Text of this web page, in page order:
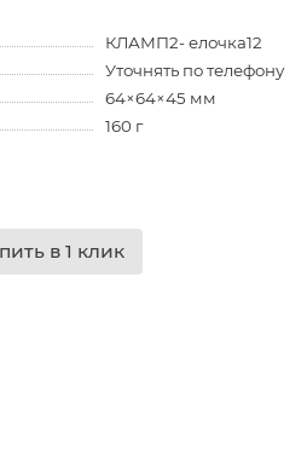
КЛАМП2- елочка12
Уточнять по телефону
64×64×45 мм
160 г
в 1 клик